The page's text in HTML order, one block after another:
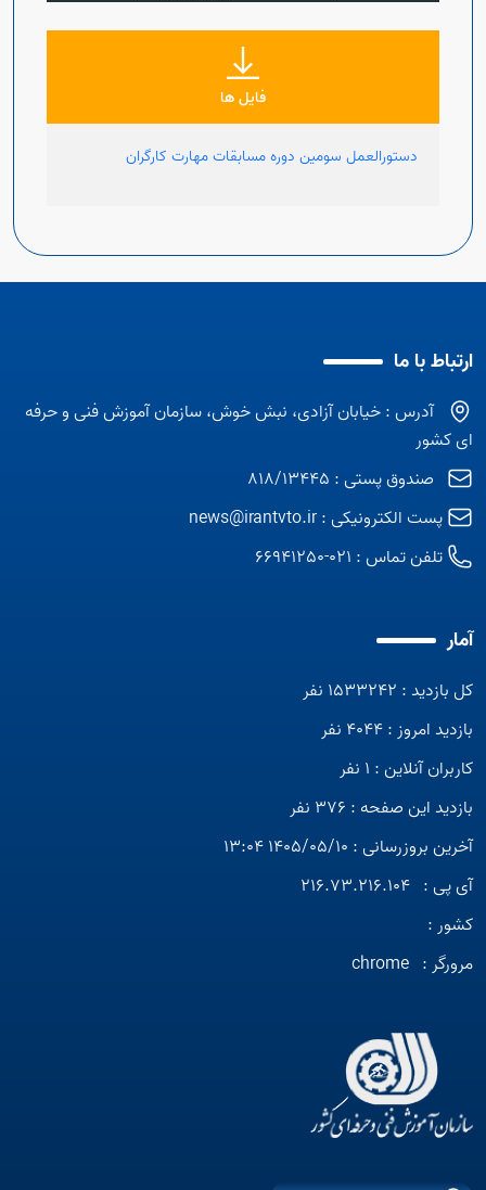
فایل ها
دستورالعمل سومین دوره مسابقات مهارت کارگران
ارتباط با ما
آدرس : خیابان آزادی، نبش خوش، سازمان آموزش فنی و حرفه
ای کشور
صندوق پستی : 818/13445
پست الکترونیکی :news@irantvto.ir
تلفن تماس : 021-66941250
آمار
کل بازدید : 1533242 نفر
بازدید امروز : 4044 نفر
کاربران آنلاین : 1 نفر
بازدید این صفحه : 376 نفر
آخرین بروزرسانی : 1405/05/10 13:04
آی پی : 216.73.216.104
کشور :
مرورگر : chrome